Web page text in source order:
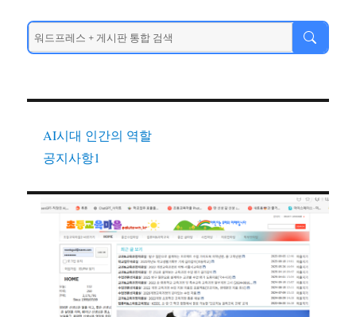
AI시대 인간의 역할
공지사항1